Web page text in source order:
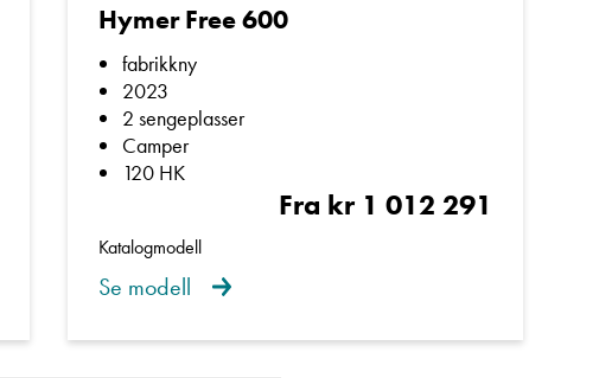
Hymer Free 600
fabrikkny
2023
2 sengeplasser
Camper
120 HK
Fra kr 1 012 291
Katalogmodell
Se modell